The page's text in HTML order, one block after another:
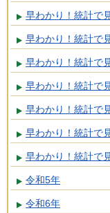
早わかり！統計で
早わかり！統計で
早わかり！統計で
早わかり！統計で
早わかり！統計で
早わかり！統計で
早わかり！統計で
令和5年
令和6年